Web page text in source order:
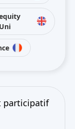
participatif